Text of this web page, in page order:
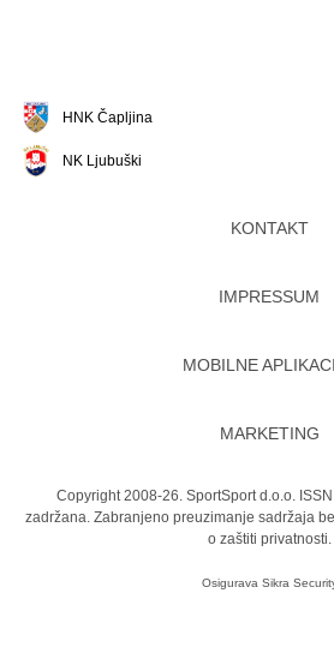
HNK Čapljina
NK Ljubuški
KONTAKT
IMPRESSUM
MOBILNE
MARKETING
Copyright 2008-26. SportSport d.o.o.
zadržana. Zabranjeno preuzimanje sadržaja
o zaštiti privatnosti.
Osigurava Sikra